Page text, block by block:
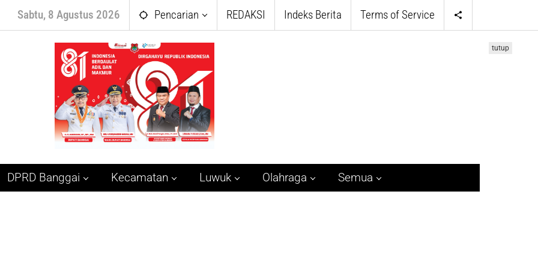
Sabtu, 8 Agustus 2026 Pencarian REDAKSI Indeks Berita Terms of Service
DPRD Banggai Kecamatan Luwuk Olahraga Semua
tutup